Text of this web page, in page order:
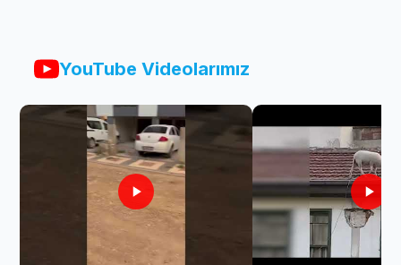
YouTube Videolarımız